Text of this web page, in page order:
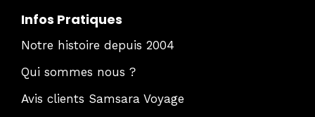
Infos Pratiques
Notre histoire depuis 2004
Qui sommes nous ?
Avis clients Samsara Voyage